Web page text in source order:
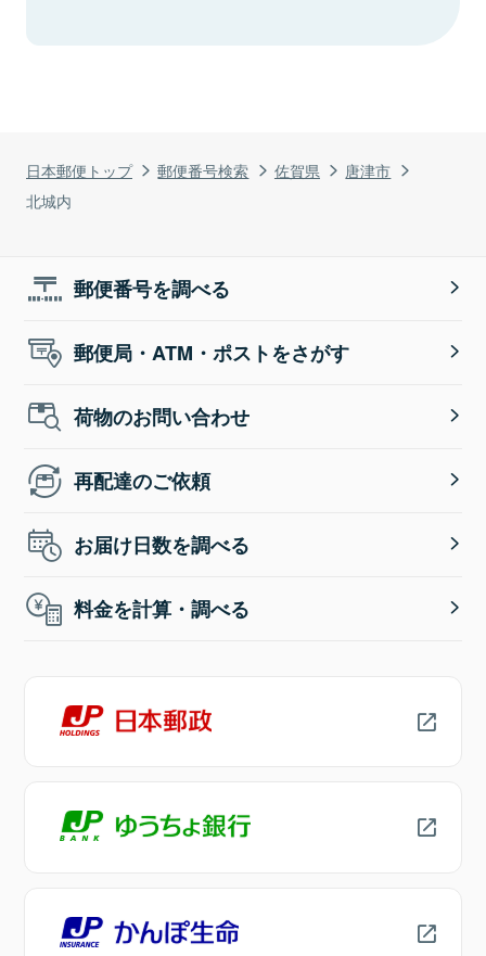
日本郵便トップ 郵便番号検索 佐賀県
唐津市
北城内
郵便番号を調べる
郵便局・ATM・ポストをさがす
荷物のお問い合わせ
再配達のご依頼
お届け日数を調べる
料金を計算・調べる